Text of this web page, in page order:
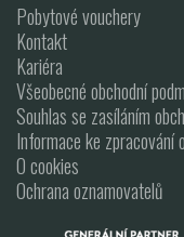
Pobytové vouchery
Kontakt
Kariéra
Všeobecné obchodní
Souhlas se zasíláním
Informace ke zpracování
O cookies
Ochrana oznamovatelů